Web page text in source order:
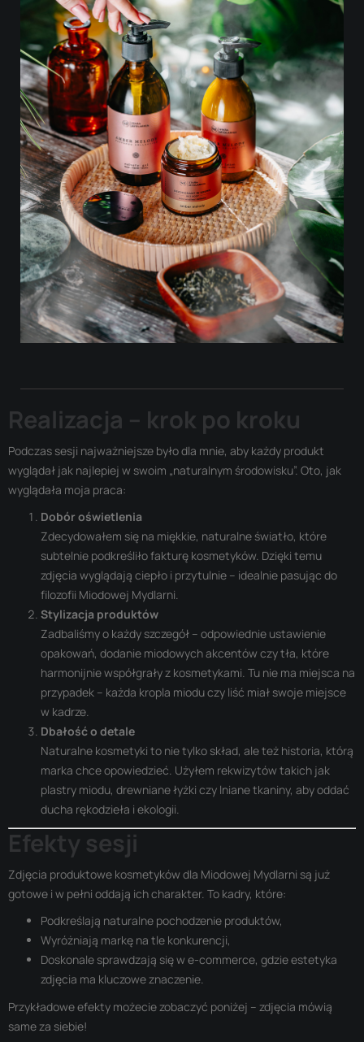
Realizacja – krok po kroku
Podczas sesji najważniejsze było dla mnie, aby każdy produkt
wyglądał jak najlepiej w swoim „naturalnym środowisku”. Oto, jak
wyglądała moja praca:
Dobór oświetlenia
Zdecydowałem się na miękkie, naturalne światło, które
subtelnie podkreśliło fakturę kosmetyków. Dzięki temu
zdjęcia wyglądają ciepło i przytulnie – idealnie pasując do
filozofii Miodowej Mydlarni.
Stylizacja produktów
Zadbaliśmy o każdy szczegół – odpowiednie ustawienie
opakowań, dodanie miodowych akcentów czy tła, które
harmonijnie współgrały z kosmetykami. Tu nie ma miejsca na
przypadek – każda kropla miodu czy liść miał swoje miejsce
w kadrze.
Dbałość o detale
Naturalne kosmetyki to nie tylko skład, ale też historia, którą
marka chce opowiedzieć. Użyłem rekwizytów takich jak
plastry miodu, drewniane łyżki czy lniane tkaniny, aby oddać
ducha rękodzieła i ekologii.
Efekty sesji
Zdjęcia produktowe kosmetyków dla Miodowej Mydlarni są już
gotowe i w pełni oddają ich charakter. To kadry, które:
Podkreślają naturalne pochodzenie produktów,
Wyróżniają markę na tle konkurencji,
Doskonale sprawdzają się w e-commerce, gdzie estetyka
zdjęcia ma kluczowe znaczenie.
Przykładowe efekty możecie zobaczyć poniżej – zdjęcia mówią
same za siebie!